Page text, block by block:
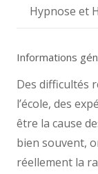
Hypnose et
Informations
Des difficultés
l’école, des
être la cause
bien souvent,
réellement la